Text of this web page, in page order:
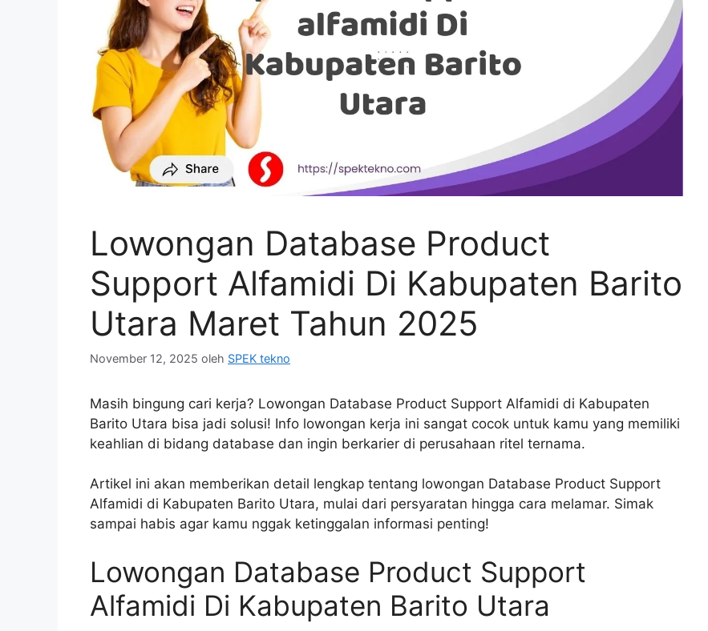
Lowongan Database Product
Support Alfamidi Di Kabupaten Barito
Utara Maret Tahun 2025
November 12, 2025 oleh SPEK tekno
Masih bingung cari kerja? Lowongan Database Product Support Alfamidi di Kabupaten
Barito Utara bisa jadi solusi! Info lowongan kerja ini sangat cocok untuk kamu yang memiliki
keahlian di bidang database dan ingin berkarier di perusahaan ritel ternama.
Artikel ini akan memberikan detail lengkap tentang lowongan Database Product Support
Alfamidi di Kabupaten Barito Utara, mulai dari persyaratan hingga cara melamar. Simak
sampai habis agar kamu nggak ketinggalan informasi penting!
Lowongan Database Product Support
Alfamidi Di Kabupaten Barito Utara